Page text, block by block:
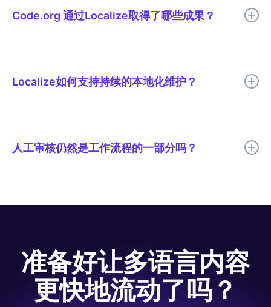
发现翻译错误的编码术语。共享的词汇表确保了“循环”和“函数”等
词语在 Code.org 支持的所有 29 种语言中保持一致。
Code.org 通过Localize取得了哪些成果？
Localize如何支持持续的本地化维护？
人工审核仍然是工作流程的一部分吗？
现。
准备好让多语言内容
更快地流动了吗？